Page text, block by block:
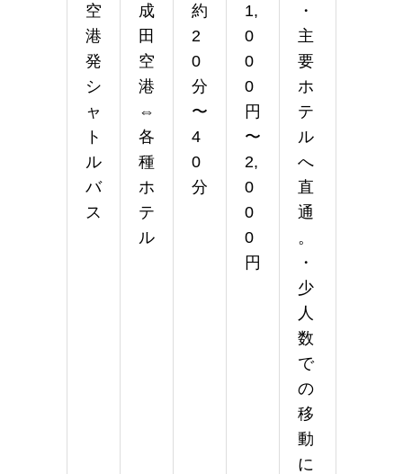
空
港
発
シ
ャ
ト
ル
バ
ス
成
田
空
港
⇔
各
種
ホ
テ
ル
約
2
0
分
〜
4
0
分
1,
0
0
0
円
〜
2,
0
0
0
円
・
主
要
ホ
テ
ル
へ
直
通
。
・
少
人
数
で
の
移
動
に